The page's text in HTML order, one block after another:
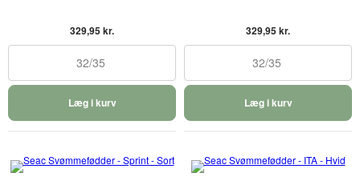
329,95 kr.
32/35
Læg i kurv
329,95 kr.
32/35
Læg i kurv